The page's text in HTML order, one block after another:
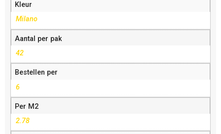
Kleur
Milano
Aantal per pak
42
Bestellen per
6
Per M2
2.78